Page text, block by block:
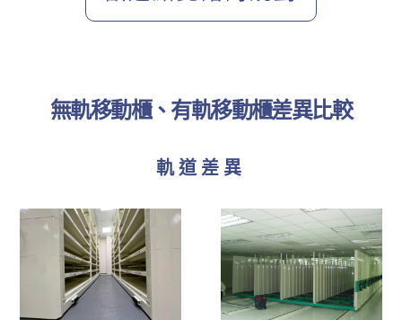
無軌移動櫃、有軌移動櫃差異比較
軌道差異